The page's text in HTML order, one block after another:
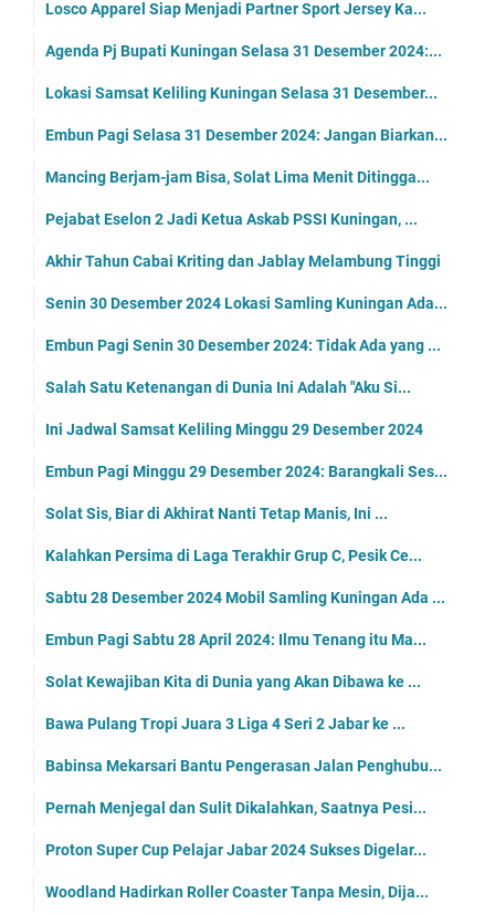
Losco Apparel Siap Menjadi Partner Sport Jersey Ka...
Agenda Pj Bupati Kuningan Selasa 31 Desember 2024:...
Lokasi Samsat Keliling Kuningan Selasa 31 Desember...
Embun Pagi Selasa 31 Desember 2024: Jangan Biarkan...
Mancing Berjam-jam Bisa, Solat Lima Menit Ditingga...
Pejabat Eselon 2 Jadi Ketua Askab PSSI Kuningan, ...
Akhir Tahun Cabai Kriting dan Jablay Melambung Tinggi
Senin 30 Desember 2024 Lokasi Samling Kuningan Ada...
Embun Pagi Senin 30 Desember 2024: Tidak Ada yang ...
Salah Satu Ketenangan di Dunia Ini Adalah "Aku Si...
Ini Jadwal Samsat Keliling Minggu 29 Desember 2024
Embun Pagi Minggu 29 Desember 2024: Barangkali Ses...
Solat Sis, Biar di Akhirat Nanti Tetap Manis, Ini ...
Kalahkan Persima di Laga Terakhir Grup C, Pesik Ce...
Sabtu 28 Desember 2024 Mobil Samling Kuningan Ada ...
Embun Pagi Sabtu 28 April 2024: Ilmu Tenang itu Ma...
Solat Kewajiban Kita di Dunia yang Akan Dibawa ke ...
Bawa Pulang Tropi Juara 3 Liga 4 Seri 2 Jabar ke ...
Babinsa Mekarsari Bantu Pengerasan Jalan Penghubu...
Pernah Menjegal dan Sulit Dikalahkan, Saatnya Pesi...
Proton Super Cup Pelajar Jabar 2024 Sukses Digelar...
Woodland Hadirkan Roller Coaster Tanpa Mesin, Dija...